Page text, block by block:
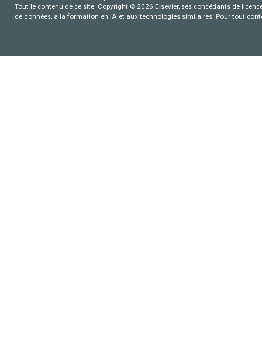
Tout le contenu de ce site: Copyright © 2026 Elsevier, ses concédants de
de données, a la formation en IA et aux technologies similaires. Pour tout